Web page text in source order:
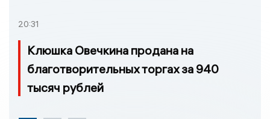
20:31
Клюшка Овечкина продана на
благотворительных торгах за 940
тысяч рублей